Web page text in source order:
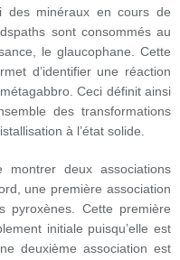
des minéraux en cours de
sont consommés au
le glaucophane. Cette
d’identifier une réaction
Ceci définit ainsi
des transformations
à l’état solide.
deux associations
une première association
pyroxènes. Cette première
initiale puisqu’elle est
deuxième association est